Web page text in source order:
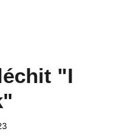
"I